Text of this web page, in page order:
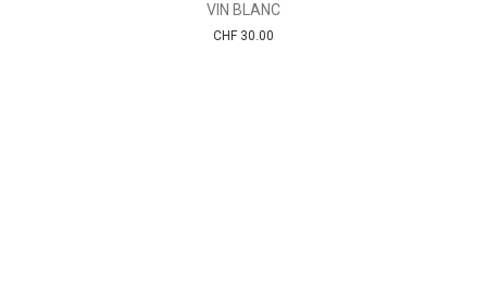
VIN BLANC
CHF 30.00